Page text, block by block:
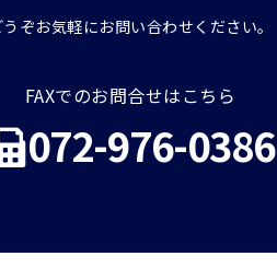
うぞお気軽にお問い合わせください。
FAXでのお問合せはこちら
072-976-0386